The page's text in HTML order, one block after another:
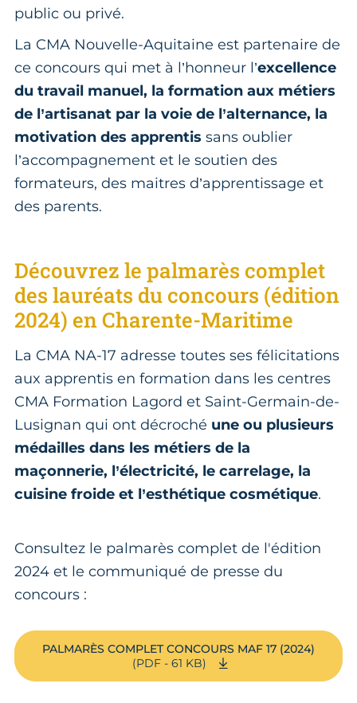
public ou privé.
La CMA Nouvelle-Aquitaine est partenaire de
ce concours qui met à l’honneur l’excellence
du travail manuel, la formation aux métiers
de l’artisanat par la voie de l’alternance, la
motivation des apprentis sans oublier
l’accompagnement et le soutien des
formateurs, des maitres d’apprentissage et
des parents.
Découvrez le palmarès complet
des lauréats du concours (édition
2024) en Charente-Maritime
La CMA NA-17 adresse toutes ses félicitations
aux apprentis en formation dans les centres
CMA Formation Lagord et Saint-Germain-de-
Lusignan qui ont décroché une ou plusieurs
médailles dans les métiers de la
maçonnerie, l’électricité, le carrelage, la
cuisine froide et l’esthétique cosmétique.
Consultez le palmarès complet de l'édition
2024 et le communiqué de presse du
concours :
PALMARÈS COMPLET CONCOURS MAF 17 (2024)
(PDF - 61 KB)